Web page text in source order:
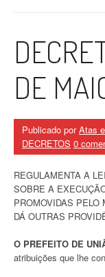
DE
Publicado porAtas
DECRETOS 0
REGULAMENTA A
SOBRE A
PROMOVIDAS
DÁ OUTRAS
O PREFEITO DE
atribuições que lhe